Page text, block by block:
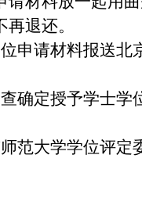
退还。
申请材料报送北
确定授予学士学
范大学学位评定